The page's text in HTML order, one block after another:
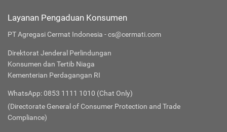
Layanan Pengaduan Konsumen
PT Agregasi Cermat Indonesia - cs@cermati.com
Direktorat Jenderal Perlindungan
Konsumen dan Tertib Niaga
Kementerian Perdagangan RI
WhatsApp: 0853 1111 1010 (Chat Only)
(Directorate General of Consumer Protection and Trade
Compliance)